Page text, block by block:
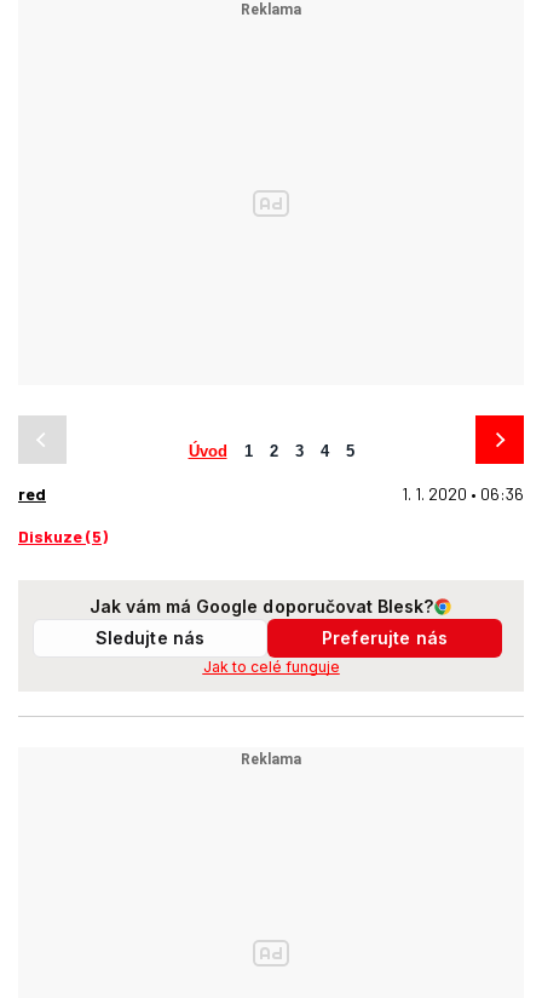
Úvod 1 2 3 4 5
red 1. 1. 2020 • 06:36
Diskuze (5)
Jak vám má Google doporučovat Blesk?
Sledujte nás
Preferujte nás
Jak to celé funguje